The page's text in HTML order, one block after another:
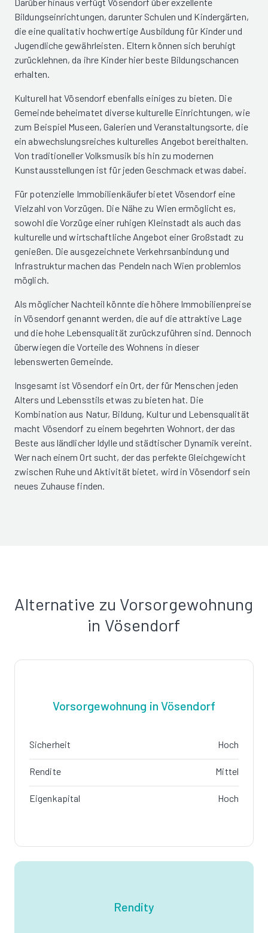
Bildungseinrichtungen, darunter Schulen und Kindergärten,
die eine qualitativ hochwertige Ausbildung für Kinder und
Jugendliche gewährleisten. Eltern können sich beruhigt
zurücklehnen, da ihre Kinder hier beste Bildungschancen
erhalten.
Kulturell hat Vösendorf ebenfalls einiges zu bieten. Die
Gemeinde beheimatet diverse kulturelle Einrichtungen, wie
zum Beispiel Museen, Galerien und Veranstaltungsorte, die
ein abwechslungsreiches kulturelles Angebot bereithalten.
Von traditioneller Volksmusik bis hin zu modernen
Kunstausstellungen ist für jeden Geschmack etwas dabei.
Für potenzielle Immobilienkäufer bietet Vösendorf eine
Vielzahl von Vorzügen. Die Nähe zu Wien ermöglicht es,
sowohl die Vorzüge einer ruhigen Kleinstadt als auch das
kulturelle und wirtschaftliche Angebot einer Großstadt zu
genießen. Die ausgezeichnete Verkehrsanbindung und
Infrastruktur machen das Pendeln nach Wien problemlos
möglich.
Als möglicher Nachteil könnte die höhere Immobilienpreise
in Vösendorf genannt werden, die auf die attraktive Lage
und die hohe Lebensqualität zurückzuführen sind. Dennoch
überwiegen die Vorteile des Wohnens in dieser
lebenswerten Gemeinde.
Insgesamt ist Vösendorf ein Ort, der für Menschen jeden
Alters und Lebensstils etwas zu bieten hat. Die
Kombination aus Natur, Bildung, Kultur und Lebensqualität
macht Vösendorf zu einem begehrten Wohnort, der das
Beste aus ländlicher Idylle und städtischer Dynamik vereint.
Wer nach einem Ort sucht, der das perfekte Gleichgewicht
zwischen Ruhe und Aktivität bietet, wird in Vösendorf sein
neues Zuhause finden.
Alternative zu Vorsorgewohnung
in Vösendorf
Vorsorgewohnung in Vösendorf
Sicherheit Hoch
Rendite Mittel
Eigenkapital Hoch
Rendity